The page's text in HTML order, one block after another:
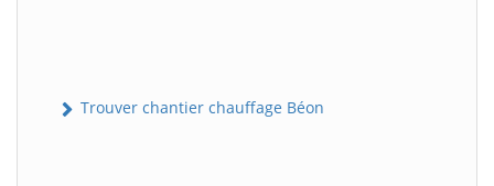
Trouver chantier chauffage Béon